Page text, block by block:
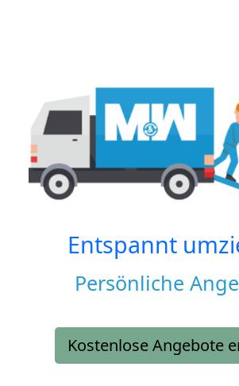
Entspannt
Persönliche
Kostenlose Angebote